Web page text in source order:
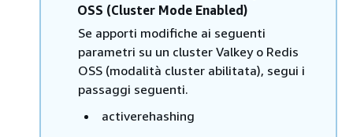
OSS (Cluster Mode Enabled)
Se apporti modifiche ai seguenti
parametri su un cluster Valkey o Redis
OSS (modalità cluster abilitata), segui i
passaggi seguenti.
activerehashing